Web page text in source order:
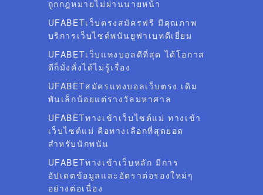
ถูกกฎหมายไม่ผ่านนายหน้า
UFABETเว็บตรงสมัครฟรี มีคุณภาพ
บริการเว็บไซต์พนันยูฟ่าเบทดีเยี่ยม
UFABETเว็บแทงบอลดีที่สุด ได้โอกาส
ดีก็มั่งคั่งได้ไม่รู้เรื่อง
UFABETสมัครแทงบอลเว็บตรง เดิม
พันเล็กน้อยแต่รางวัลมหาศาล
UFABETทางเข้าเว็บไซต์แม่ ทางเข้า
เว็บไซต์แม่ คือทางเลือกที่สุดยอด
สำหรับนักพนัน
UFABETทางเข้าเว็บหลัก มีการ
อัปเดตข้อมูลและอัตราต่อรองใหม่ๆ
อย่างต่อเนื่อง